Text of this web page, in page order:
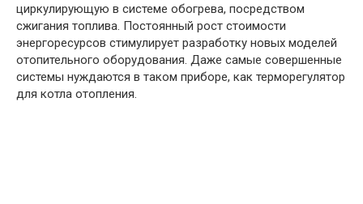
циркулирующую в системе обогрева, посредством
сжигания топлива. Постоянный рост стоимости
энергоресурсов стимулирует разработку новых моделей
отопительного оборудования. Даже самые совершенные
системы нуждаются в таком приборе, как терморегулятор
для котла отопления.